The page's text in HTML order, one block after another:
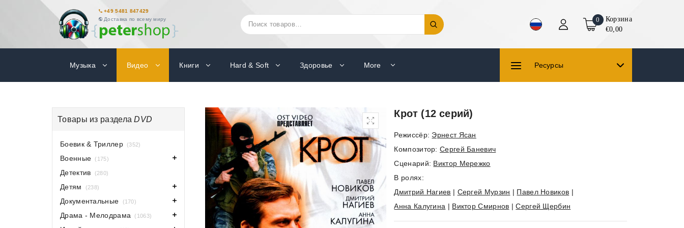
+49 5481 847429
Доставка по всему миру
Искать: 0
Корзина
€0,00
Музыка Видео Книги Hard & Soft Здоровье More Ресурсы
Крот (12 серий)
Режиссёр: Эрнест Ясан
Композитор:Сергей Баневич
Cценарий: Виктор Мережко
В ролях:
Дмитрий Нагиев | Сергей Мурзин | Павел Новиков |
Анна Калугина | Виктор Смирнов |Сергей Щербин
Товары из разделаDVD
Боевик & Триллер (352)
Военные (175)
Детектив (280)
Детям (238)
Документальные (170)
Драма - Мелодрама (1063)